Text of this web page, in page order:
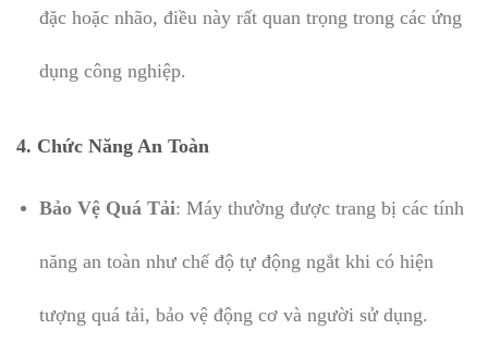
đặc hoặc nhão, điều này rất quan trọng trong các ứng
dụng công nghiệp.
4. Chức Năng An Toàn
Bảo Vệ Quá Tải: Máy thường được trang bị các tính
năng an toàn như chế độ tự động ngắt khi có hiện
tượng quá tải, bảo vệ động cơ và người sử dụng.